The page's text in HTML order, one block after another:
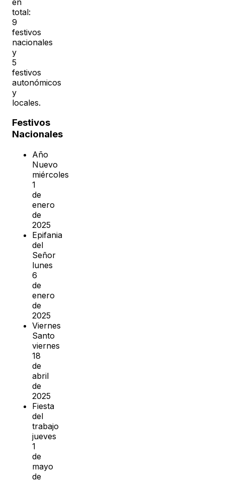
total:
9
festivos
nacionales
y
5
festivos
autonómicos
y
locales.
Festivos
Nacionales
Año
Nuevo
miércoles
1
de
enero
de
2025
Epifania
del
Señor
lunes
6
de
enero
de
2025
Viernes
Santo
viernes
18
de
abril
de
2025
Fiesta
del
trabajo
jueves
1
de
mayo
de